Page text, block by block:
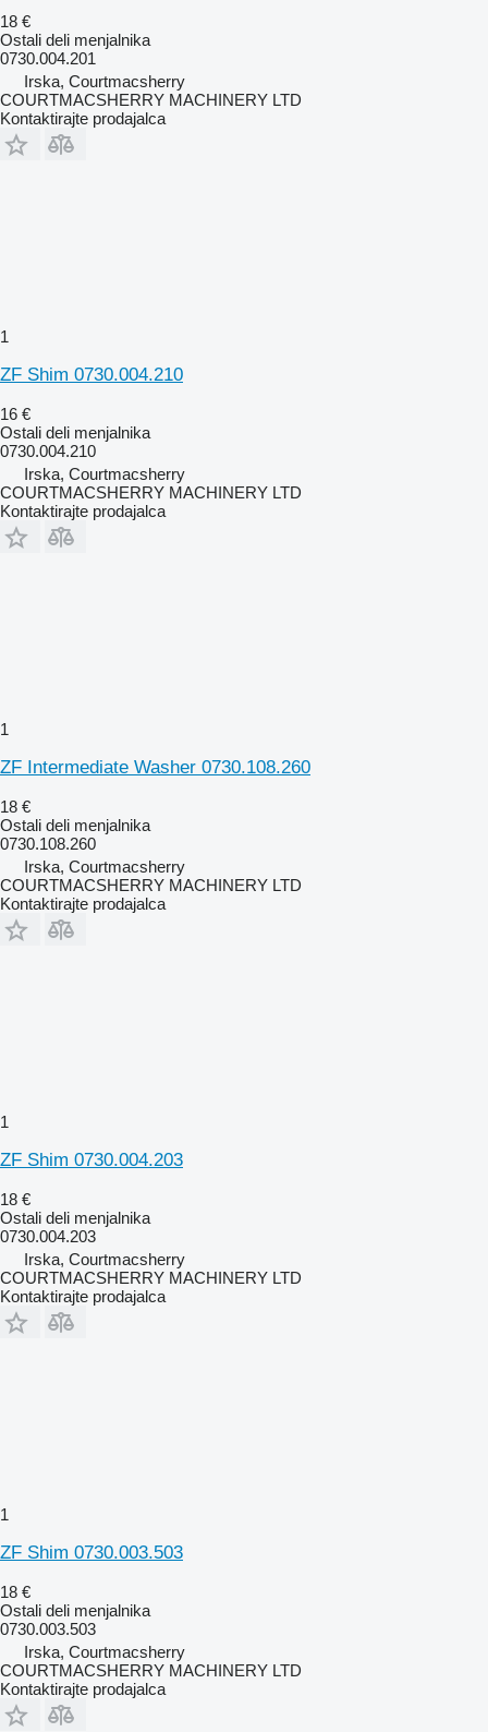
18 €
Ostali deli menjalnika
0730.004.201
Irska, Courtmacsherry
COURTMACSHERRY MACHINERY LTD
Kontaktirajte prodajalca
1
ZF Shim 0730.004.210
16 €
Ostali deli menjalnika
0730.004.210
Irska, Courtmacsherry
COURTMACSHERRY MACHINERY LTD
Kontaktirajte prodajalca
1
ZF Intermediate Washer 0730.108.260
18 €
Ostali deli menjalnika
0730.108.260
Irska, Courtmacsherry
COURTMACSHERRY MACHINERY LTD
Kontaktirajte prodajalca
1
ZF Shim 0730.004.203
18 €
Ostali deli menjalnika
0730.004.203
Irska, Courtmacsherry
COURTMACSHERRY MACHINERY LTD
Kontaktirajte prodajalca
1
ZF Shim 0730.003.503
18 €
Ostali deli menjalnika
0730.003.503
Irska, Courtmacsherry
COURTMACSHERRY MACHINERY LTD
Kontaktirajte prodajalca